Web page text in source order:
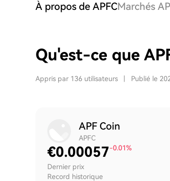
À propos de APFCMarchés
Qu'est-ce que
Appris par 136 utilisateurs Publié le
APF Coin
APFC
€0.00057-0.01%
Dernier prix
Record historique